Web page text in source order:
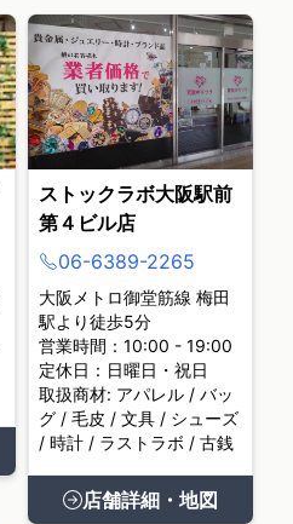
ストックラボ大阪駅前
第４ビル店
06-6389-2265
大阪メトロ御堂筋線 梅田
駅より徒歩5分
営業時間：10:00 - 19:00
定休日：日曜日・祝日
取扱商材: アパレル / バッ
グ / 毛皮 / 文具 / シューズ
/ 時計 / ラストラボ / 古銭
店舗詳細・地図